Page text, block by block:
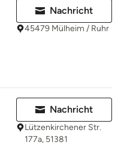
Nachricht
45479 Mülheim / Ruhr
Nachricht
Lützenkirchener Str.
177a, 51381